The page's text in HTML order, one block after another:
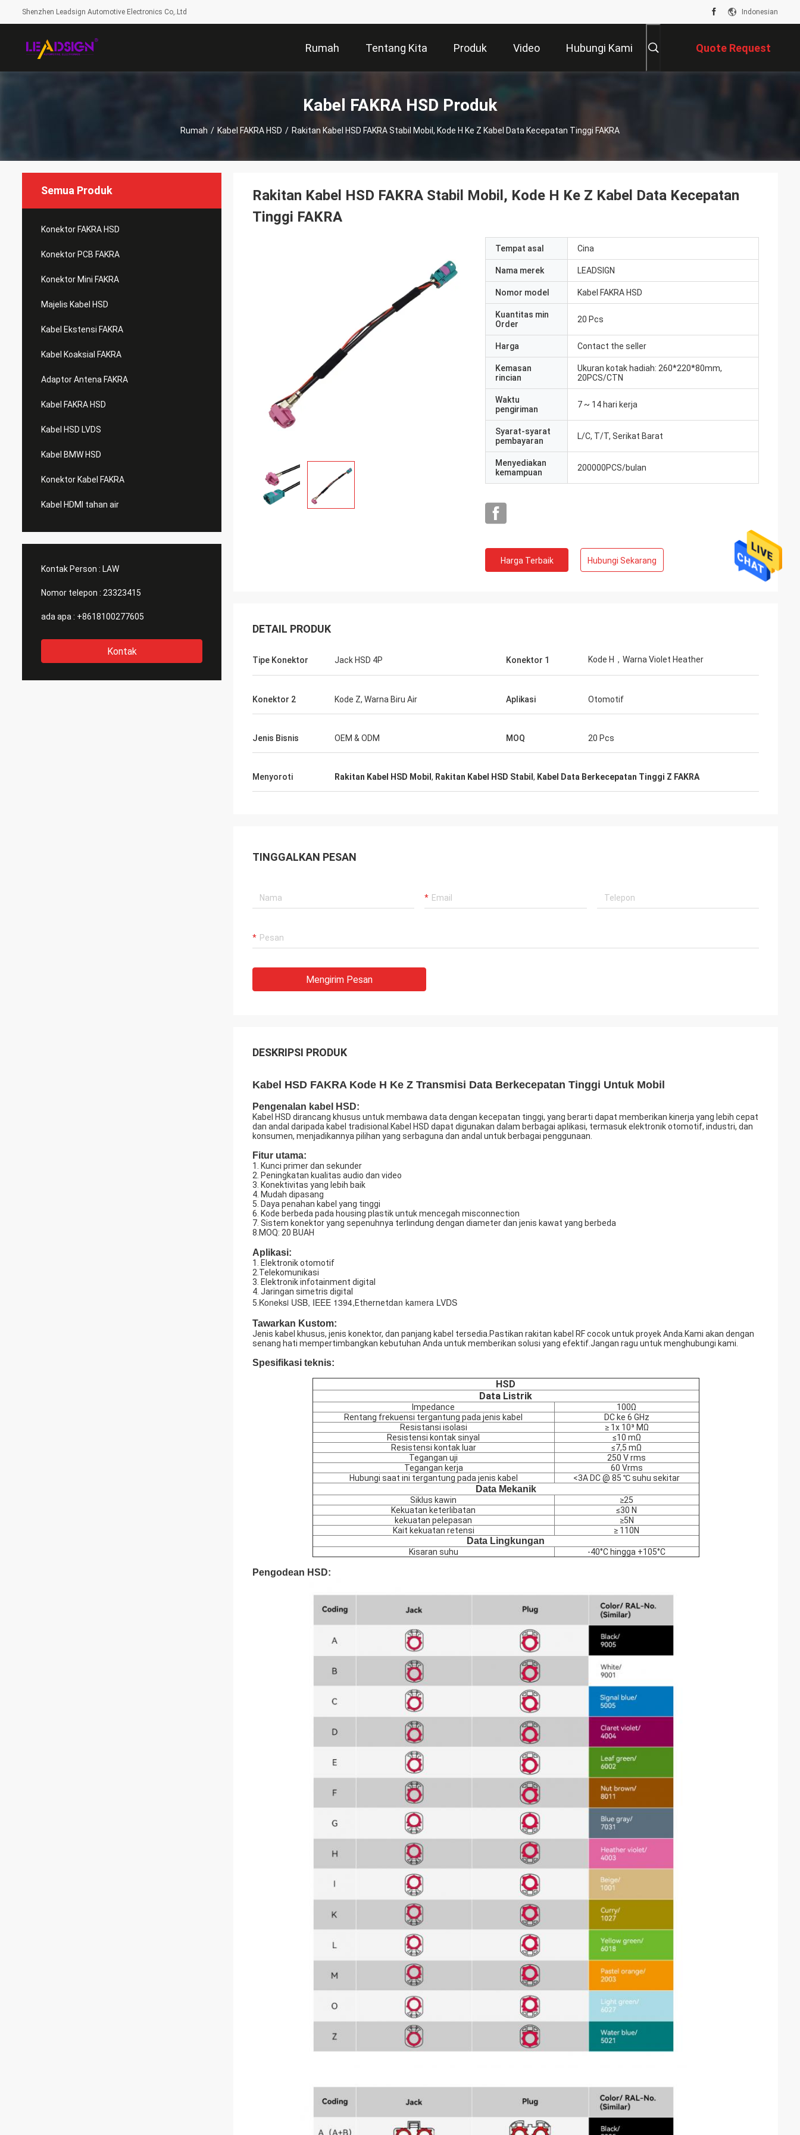
Shenzhen Leadsign Automotive Electronics Co,.Ltd Indonesian
Rumah Tentang Kita Produk Video Hubungi Kami Quote Request
Kabel FAKRA HSD Produk
Rumah / Kabel FAKRA HSD / Rakitan Kabel HSD FAKRA Stabil Mobil, Kode H Ke Z Kabel Data Kecepatan Tinggi FAKRA
Semua Produk
Konektor FAKRA HSD
Konektor PCB FAKRA
Konektor Mini FAKRA
Majelis Kabel HSD
Kabel Ekstensi FAKRA
Kabel Koaksial FAKRA
Adaptor Antena FAKRA
Kabel FAKRA HSD
Kabel HSD LVDS
Kabel BMW HSD
Konektor Kabel FAKRA
Kabel HDMI tahan air
Kontak Person : LAW
Nomor telepon : 23323415
ada apa : +8618100277605
Kontak
Rakitan Kabel HSD FAKRA Stabil Mobil, Kode H Ke Z Kabel Data Kecepatan
Tinggi FAKRA
Tempat asal Cina
Nama merek LEADSIGN
Nomor model Kabel FAKRA HSD
Kuantitas min
Order
20 Pcs
Harga Contact the seller
Kemasan
rincian
Ukuran kotak hadiah: 260*220*80mm,
20PCS/CTN
Waktu
pengiriman
7 ~ 14 hari kerja
Syarat-syarat
pembayaran
L/C, T/T, Serikat Barat
Menyediakan
kemampuan
200000PCS/bulan
Harga Terbaik Hubungi Sekarang
DETAIL PRODUK
Tipe Konektor Jack HSD 4P Konektor 1 Kode H，Warna Violet Heather
Konektor 2 Kode Z, Warna Biru Air Aplikasi Otomotif
Jenis Bisnis OEM & ODM MOQ 20 Pcs
Menyoroti Rakitan Kabel HSD Mobil , Rakitan Kabel HSD Stabil , Kabel Data Berkecepatan Tinggi Z FAKRA
TINGGALKAN PESAN
Mengirim Pesan
DESKRIPSI PRODUK
Kabel HSD FAKRA Kode H Ke Z Transmisi Data Berkecepatan Tinggi Untuk Mobil
Pengenalan kabel HSD:
Kabel HSD dirancang khusus untuk membawa data dengan kecepatan tinggi, yang berarti dapat memberikan kinerja yang lebih cepat
dan andal daripada kabel tradisional.Kabel HSD dapat digunakan dalam berbagai aplikasi, termasuk elektronik otomotif, industri, dan
konsumen, menjadikannya pilihan yang serbaguna dan andal untuk berbagai penggunaan.
Fitur utama:
1. Kunci primer dan sekunder
2. Peningkatan kualitas audio dan video
3. Konektivitas yang lebih baik
4. Mudah dipasang
5. Daya penahan kabel yang tinggi
6. Kode berbeda pada housing plastik untuk mencegah misconnection
7. Sistem konektor yang sepenuhnya terlindung dengan diameter dan jenis kawat yang berbeda
8.MOQ: 20 BUAH
Aplikasi:
1. Elektronik otomotif
2.Telekomunikasi
3. Elektronik infotainment digital
4. Jaringan simetris digital
5. Koneksi USB, IEEE 1394,Ethernetdan kamera LVDS
Tawarkan Kustom:
Jenis kabel khusus, jenis konektor, dan panjang kabel tersedia.Pastikan rakitan kabel RF cocok untuk proyek Anda.Kami akan dengan
senang hati mempertimbangkan kebutuhan Anda untuk memberikan solusi yang efektif.Jangan ragu untuk menghubungi kami.
Spesifikasi teknis:
HSD
Data Listrik
lmpedance
100Ω
Rentang frekuensi tergantung pada jenis kabel
DC ke 6 GHz
Resistansi isolasi
≥ 1x 10³ MΩ
Resistensi kontak sinyal
≤10 mΩ
Resistensi kontak luar
≤7,5 mΩ
Tegangan uji
250 V rms
Tegangan kerja
60 Vrms
Hubungi saat ini tergantung pada jenis kabel
<3A DC @ 85 ℃ suhu sekitar
Data Mekanik
Siklus kawin
≥25
Kekuatan keterlibatan
≤30 N
kekuatan pelepasan
≥5N
Kait kekuatan retensi
≥ 110N
Data Lingkungan
Kisaran suhu -40°C hingga +105°C
Pengodean HSD: